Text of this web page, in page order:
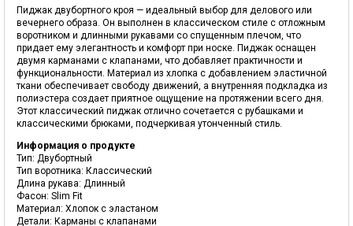
Пиджак двубортного кроя — идеальный выбор для делового или
вечернего образа. Он выполнен в классическом стиле с отложным
воротником и длинными рукавами со спущенным плечом, что
придает ему элегантность и комфорт при носке. Пиджак оснащен
двумя карманами с клапанами, что добавляет практичности и
функциональности. Материал из хлопка с добавлением эластичной
ткани обеспечивает свободу движений, а внутренняя подкладка из
полиэстера создает приятное ощущение на протяжении всего дня.
Этот классический пиджак отлично сочетается с рубашками и
классическими брюками, подчеркивая утонченный стиль.
Информация о продукте
Тип: Двубортный
Тип воротника: Классический
Длина рукава: Длинный
Фасон: Slim Fit
Материал: Хлопок с эластаном
Детали: Карманы с клапанами
Наши магазины
Добавлено в корзину
принтами, пайетками и вышивкой перед каждой стиркой и глажкой. Особенно
изделия с вышивкой и декором требуют особой бережности, так как часто
изготавливаются вручную. Выворачивая изделия, вы сохраняете их цвет и
рисунок, а также защищаете от возможных механических повреждений. Этот
метод позволяет сохранять первоначальный вид ваших вещей даже после
множества стирок.
ТРИ ОСНОВНЫХ ЭТАПА УХОДА ЗА ИЗДЕЛИЯМИ
1. Стирка:правильное выполнение инструкций по стирке, указанных на бирках
природных ресурсов. Первый шаг в нашем трехэтапном процессе ухода —
стирать одежду и изделия только тогда, когда это действительно необходимо.
Чрезмерная стирка, глажка и уход могут со временем повредить структуру и
форму ваших изделий. Затем определите правильный метод стирки в
зависимости от состава ткани и дизайна изделия. Инструкции на бирках
помогут вам выбрать подходящий режим стирки. Рассмотрите наиболее часто
используемые методы стирки: